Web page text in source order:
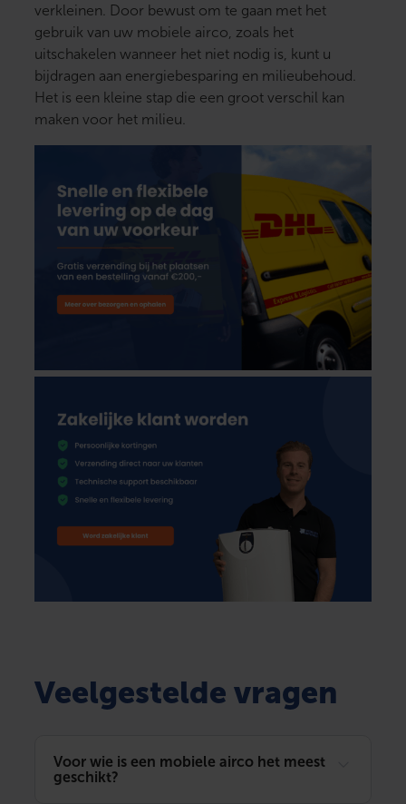
verkleinen. Door bewust om te gaan met het
gebruik van uw mobiele airco, zoals het
uitschakelen wanneer het niet nodig is, kunt u
bijdragen aan energiebesparing en milieubehoud.
Het is een kleine stap die een groot verschil kan
maken voor het milieu.
Veelgestelde vragen
Voor wie is een mobiele airco het meest
geschikt?